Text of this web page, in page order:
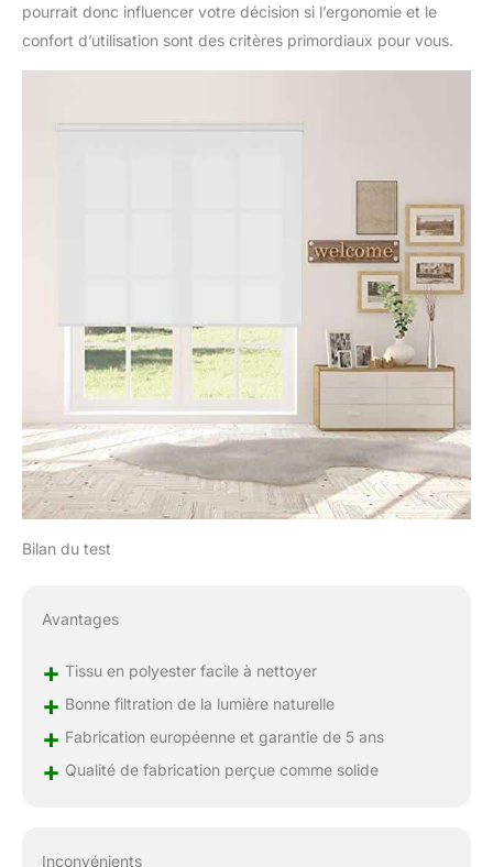
pourrait donc influencer votre décision si l’ergonomie et le
confort d’utilisation sont des critères primordiaux pour vous.
Bilan du test
Avantages
+ Tissu en polyester facile à nettoyer
+ Bonne filtration de la lumière naturelle
+ Fabrication européenne et garantie de 5 ans
+ Qualité de fabrication perçue comme solide
Inconvénients